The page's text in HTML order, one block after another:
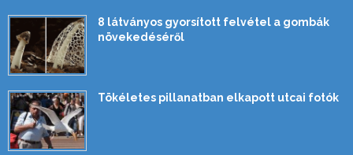
8 látványos gyorsított felvétel a gombák
növekedéséről
Tökéletes pillanatban elkapott utcai fotók